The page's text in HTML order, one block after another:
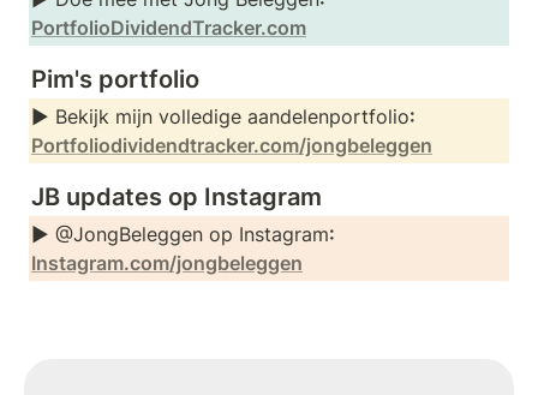
PortfolioDividendTracker.com
Pim's portfolio
► Bekijk mijn volledige aandelenportfolio
Portfoliodividendtracker.com/jongbeleggen
JB updates op Instagram
► @JongBeleggen op Instagram
Instagram.com/jongbeleggen